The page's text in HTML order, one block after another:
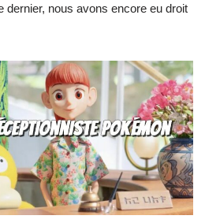
dernier, nous avons encore eu droit